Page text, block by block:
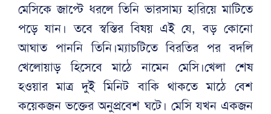
মেসিকে জাপ্টে ধরলে তিনি ভারসাম্য হারিয়ে মাটিতে
পড়ে যান। তবে স্বস্তির বিষয় এই যে, বড় কোনো
আঘাত পাননি তিনি।ম্যাচটিতে বিরতির পর বদলি
খেলোয়াড় হিসেবে মাঠে নামেন মেসি।খেলা শেষ
হওয়ার মাত্র দুই মিনিট বাকি থাকতে মাঠে বেশ
কয়েকজন ভক্তের অনুপ্রবেশ ঘটে। মেসি যখন একজন